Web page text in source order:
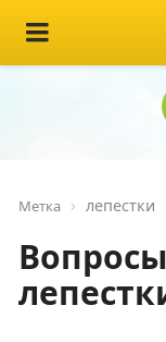
Метка лепестки